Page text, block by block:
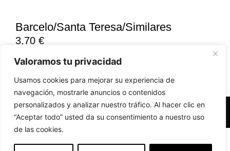
Valoramos tu privacidad
Usamos cookies para mejorar su experiencia de
navegación, mostrarle anuncios o contenidos
personalizados y analizar nuestro tráfico. Al hacer clic en
“Aceptar todo” usted da su consentimiento a nuestro uso
de las cookies.
Barcelo/Santa Teresa/Similares
3,70 €
Accesibilidad Aviso Legal Políticas de Cookies
EN